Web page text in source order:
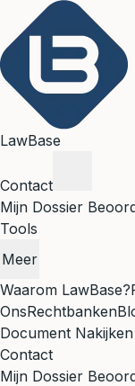
LawBase
Contact
Mijn Dossier
Tools
Meer
Waarom LawBase?
OnsRechtbanken
Document Nakijken
Contact
Mijn Dossier